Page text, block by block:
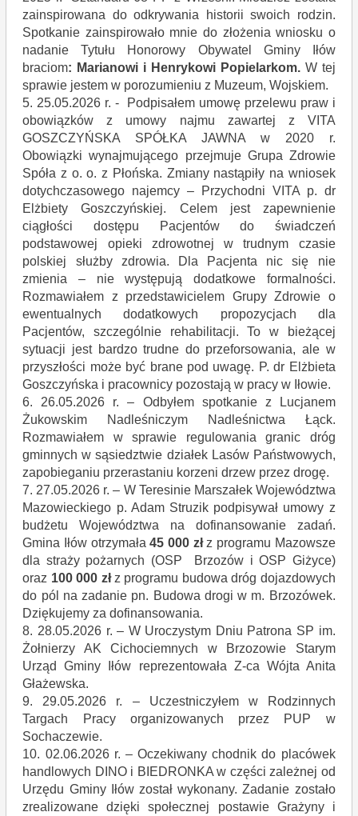
zainspirowana do odkrywania historii swoich rodzin.
Spotkanie zainspirowało mnie do złożenia wniosku o
nadanie Tytułu Honorowy Obywatel Gminy Iłów
braciom: Marianowi i Henrykowi Popielarkom. W tej
sprawie jestem w porozumieniu z Muzeum, Wojskiem.
5. 25.05.2026 r. - Podpisałem umowę przelewu praw i
obowiązków z umowy najmu zawartej z VITA
GOSZCZYŃSKA SPÓŁKA JAWNA w 2020 r.
Obowiązki wynajmującego przejmuje Grupa Zdrowie
Spóła z o. o. z Płońska. Zmiany nastąpiły na wniosek
dotychczasowego najemcy – Przychodni VITA p. dr
Elżbiety Goszczyńskiej. Celem jest zapewnienie
ciągłości dostępu Pacjentów do świadczeń
podstawowej opieki zdrowotnej w trudnym czasie
polskiej służby zdrowia. Dla Pacjenta nic się nie
zmienia – nie występują dodatkowe formalności.
Rozmawiałem z przedstawicielem Grupy Zdrowie o
ewentualnych dodatkowych propozycjach dla
Pacjentów, szczególnie rehabilitacji. To w bieżącej
sytuacji jest bardzo trudne do przeforsowania, ale w
przyszłości może być brane pod uwagę. P. dr Elżbieta
Goszczyńska i pracownicy pozostają w pracy w Iłowie.
6. 26.05.2026 r. – Odbyłem spotkanie z Lucjanem
Żukowskim Nadleśniczym Nadleśnictwa Łąck.
Rozmawiałem w sprawie regulowania granic dróg
gminnych w sąsiedztwie działek Lasów Państwowych,
zapobieganiu przerastaniu korzeni drzew przez drogę.
7. 27.05.2026 r. – W Teresinie Marszałek Województwa
Mazowieckiego p. Adam Struzik podpisywał umowy z
budżetu Województwa na dofinansowanie zadań.
Gmina Iłów otrzymała45 000 złz programu Mazowsze
dla straży pożarnych (OSP Brzozów i OSP Giżyce)
oraz 100 000 złz programu budowa dróg dojazdowych
do pól na zadanie pn. Budowa drogi w m. Brzozówek.
Dziękujemy za dofinansowania.
8. 28.05.2026 r. – W Uroczystym Dniu Patrona SP im.
Żołnierzy AK Cichociemnych w Brzozowie Starym
Urząd Gminy Iłów reprezentowała Z-ca Wójta Anita
Głażewska.
9. 29.05.2026 r. – Uczestniczyłem w Rodzinnych
Targach Pracy organizowanych przez PUP w
Sochaczewie.
10. 02.06.2026 r. – Oczekiwany chodnik do placówek
handlowych DINO i BIEDRONKA w części zależnej od
Urzędu Gminy Iłów został wykonany. Zadanie zostało
zrealizowane dzięki społecznej postawie Grażyny i